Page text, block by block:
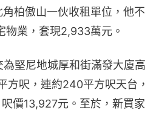
柏傲山一伙收租單位，他不
物業，套現2,933萬元。
堅尼地城厚和街滿發大廈高
方呎，連約240平方呎天台，
價13,927元。至於，新買家